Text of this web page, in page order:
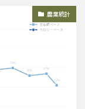
農業統計